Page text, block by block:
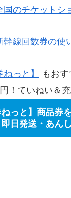
国のチケットシ
線回数券の使
ねっと】
もおす
！ていねい＆
ねっと】商品券
即日発送・あん